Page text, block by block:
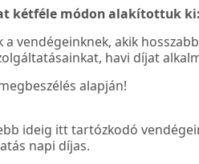
kétféle módon alakítottuk
a vendégeinknek, akik
havi díjat
alapján!
ideig itt tartózkodó
napi díjas.